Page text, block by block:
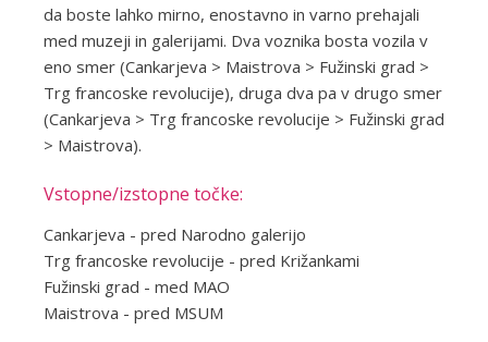
da boste lahko mirno, enostavno in varno prehajali
med muzeji in galerijami. Dva voznika bosta vozila v
eno smer (Cankarjeva > Maistrova > Fužinski grad >
Trg francoske revolucije), druga dva pa v drugo smer
(Cankarjeva > Trg francoske revolucije > Fužinski grad
> Maistrova).
Vstopne/izstopne točke:
Cankarjeva - pred Narodno galerijo
Trg francoske revolucije - pred Križankami
Fužinski grad - med MAO
Maistrova - pred MSUM